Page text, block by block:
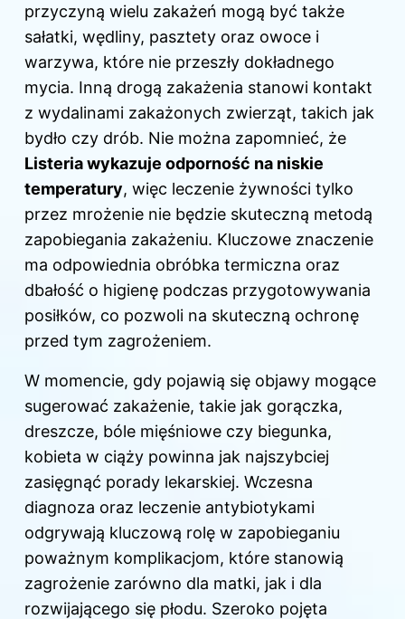
przyczyną wielu zakażeń mogą być także
sałatki, wędliny, pasztety oraz owoce i
warzywa, które nie przeszły dokładnego
mycia. Inną drogą zakażenia stanowi kontakt
z wydalinami zakażonych zwierząt, takich jak
bydło czy drób. Nie można zapomnieć, że
Listeria wykazuje odporność na niskie
temperatury, więc leczenie żywności tylko
przez mrożenie nie będzie skuteczną metodą
zapobiegania zakażeniu. Kluczowe znaczenie
ma odpowiednia obróbka termiczna oraz
dbałość o higienę podczas przygotowywania
posiłków, co pozwoli na skuteczną ochronę
przed tym zagrożeniem.
W momencie, gdy pojawią się objawy mogące
sugerować zakażenie, takie jak gorączka,
dreszcze, bóle mięśniowe czy biegunka,
kobieta w ciąży powinna jak najszybciej
zasięgnąć porady lekarskiej. Wczesna
diagnoza oraz leczenie antybiotykami
odgrywają kluczową rolę w zapobieganiu
poważnym komplikacjom, które stanowią
zagrożenie zarówno dla matki, jak i dla
rozwijającego się płodu. Szeroko pojęta